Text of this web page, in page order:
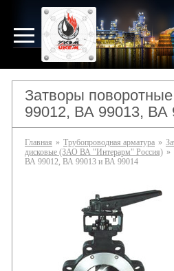
Затворы
99012, ВА 99013, ВА
Главная » Трубопроводная арматура »
дисковые (ЗАО ВА "Интерарм" Россия) »
ВА 99012, ВА 99013 и ВА 99014